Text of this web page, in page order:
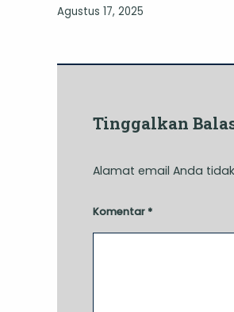
Agustus 17, 2025
Tinggalkan
Alamat email Anda
Komentar *